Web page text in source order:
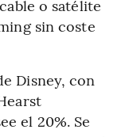
o satélite
sin coste
Disney, con
el 20%. Se